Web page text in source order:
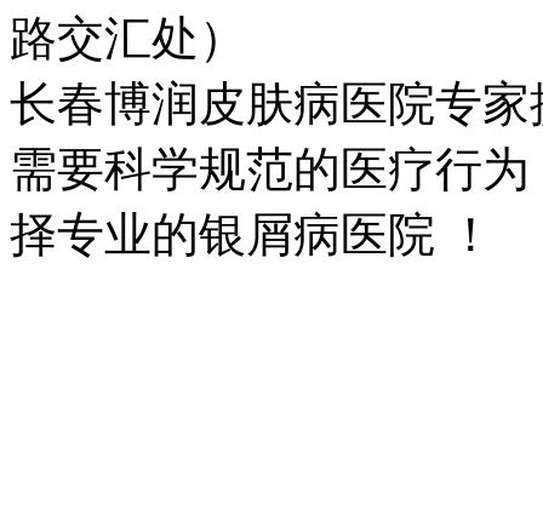
路交汇处）
长春博润皮肤病医院专
需要科学规范的医疗行
择专业的银屑病医院 ！